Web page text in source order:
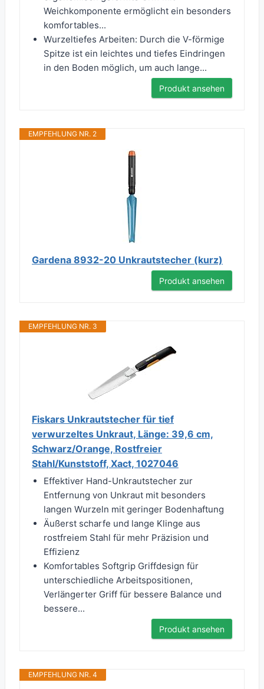
Weichkomponente ermöglicht ein besonders
komfortables...
Wurzeltiefes Arbeiten: Durch die V-förmige
Spitze ist ein leichtes und tiefes Eindringen
in den Boden möglich, um auch lange...
Produkt ansehen
EMPFEHLUNG NR. 2
Gardena 8932-20 Unkrautstecher (kurz)
Produkt ansehen
EMPFEHLUNG NR. 3
Fiskars Unkrautstecher für tief
verwurzeltes Unkraut, Länge: 39,6 cm,
Schwarz/Orange, Rostfreier
Stahl/Kunststoff, Xact, 1027046
Effektiver Hand-Unkrautstecher zur
Entfernung von Unkraut mit besonders
langen Wurzeln mit geringer Bodenhaftung
Äußerst scharfe und lange Klinge aus
rostfreiem Stahl für mehr Präzision und
Effizienz
Komfortables Softgrip Griffdesign für
unterschiedliche Arbeitspositionen,
Verlängerter Griff für bessere Balance und
bessere...
Produkt ansehen
EMPFEHLUNG NR. 4